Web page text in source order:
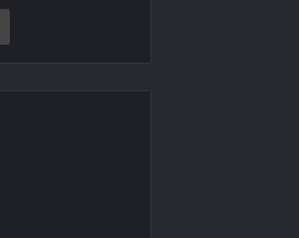
Yazdır